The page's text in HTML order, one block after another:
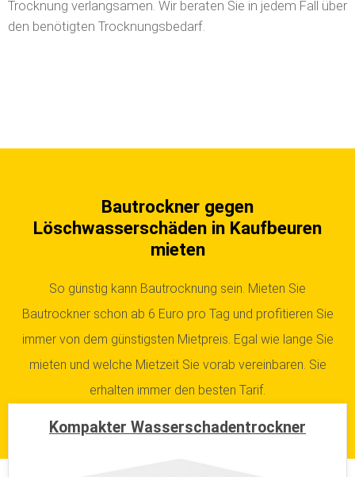
mieten
So günstig kann Bautrocknung sein. Mieten Sie
immer von dem günstigsten Mietpreis. Egal wie lange Sie
Kompakter Wasserschadentrockner